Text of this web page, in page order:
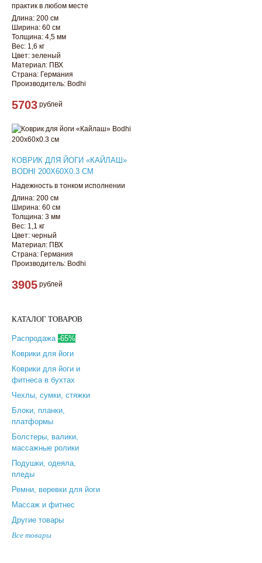
практик в любом месте
Длина: 200 см
Ширина: 60 см
Толщина: 4,5 мм
Вес: 1,6 кг
Цвет: зеленый
Материал: ПВХ
Страна: Германия
Производитель: Bodhi
5703 рублей
КОВРИК ДЛЯ ЙОГИ «КАЙЛАШ»
BODHI 200Х60Х0.3 СМ
Надежность в тонком исполнении
Длина: 200 см
Ширина: 60 см
Толщина: 3 мм
Вес: 1,1 кг
Цвет: черный
Материал: ПВХ
Страна: Германия
Производитель: Bodhi
3905 рублей
КАТАЛОГ ТОВАРОВ
Распродажа -65%
Коврики для йоги
Коврики для йоги и
фитнеса в бухтах
Чехлы, сумки, стяжки
Блоки, планки,
платформы
Болстеры, валики,
массажные ролики
Подушки, одеяла,
пледы
Ремни, веревки для йоги
Массаж и фитнес
Другие товары
Все товары